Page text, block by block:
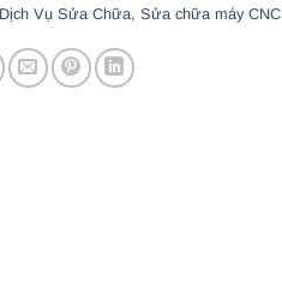
Dịch Vụ Sửa Chữa, Sửa chữa máy CNC